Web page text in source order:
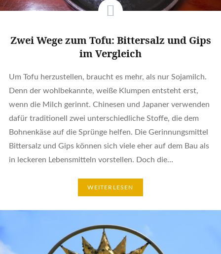
Zwei Wege zum Tofu: Bittersalz und Gips
im Vergleich
Um Tofu herzustellen, braucht es mehr, als nur Sojamilch.
Denn der wohlbekannte, weiße Klumpen entsteht erst,
wenn die Milch gerinnt. Chinesen und Japaner verwenden
dafür traditionell zwei unterschiedliche Stoffe, die dem
Bohnenkäse auf die Sprünge helfen. Die Gerinnungsmittel
Bittersalz und Gips können sich viele eher auf dem Bau als
in leckeren Lebensmitteln vorstellen. Doch die…
WEITERLESEN